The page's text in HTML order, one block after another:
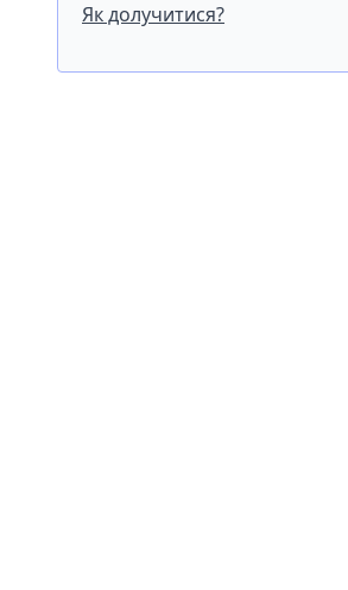
Як долучитися?